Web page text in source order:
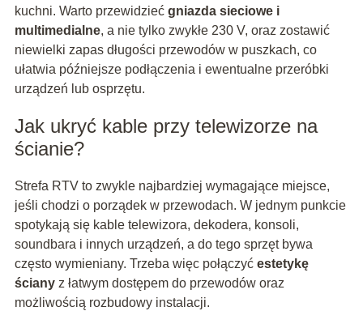
kuchni. Warto przewidzieć gniazda sieciowe i
multimedialne, a nie tylko zwykłe 230 V, oraz zostawić
niewielki zapas długości przewodów w puszkach, co
ułatwia późniejsze podłączenia i ewentualne przeróbki
urządzeń lub osprzętu.
Jak ukryć kable przy telewizorze na
ścianie?
Strefa RTV to zwykle najbardziej wymagające miejsce,
jeśli chodzi o porządek w przewodach. W jednym punkcie
spotykają się kable telewizora, dekodera, konsoli,
soundbara i innych urządzeń, a do tego sprzęt bywa
często wymieniany. Trzeba więc połączyć estetykę
ścianyz łatwym dostępem do przewodów oraz
możliwością rozbudowy instalacji.